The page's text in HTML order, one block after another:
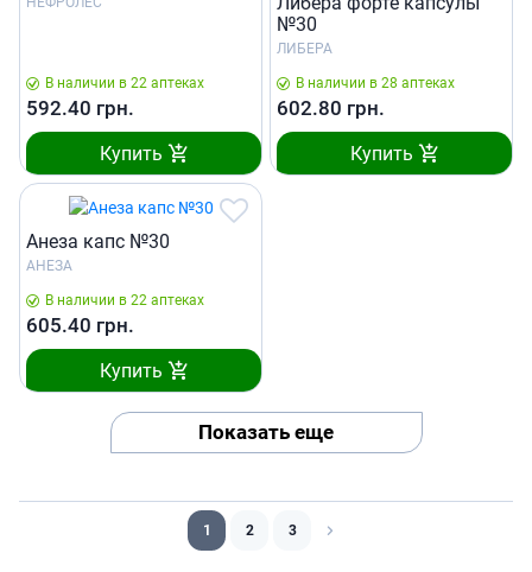
В наличии в 22 аптеках
592.40 грн.
Купить
№30
ЛИБЕРА
В наличии в 28 аптеках
602.80 грн.
Купить
Анеза капс №30
АНЕЗА
В наличии в 22 аптеках
605.40 грн.
Купить
Показать еще
1 2 3